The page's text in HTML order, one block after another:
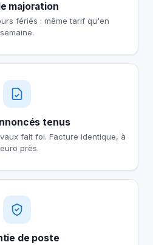
majoration
fériés : même tarif qu'en
semaine.
tenus
fait foi. Facture identique, à
près.
de poste